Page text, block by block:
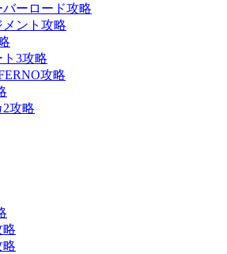
ーロード攻略
メント攻略
3攻略
攻略
攻略
略
略